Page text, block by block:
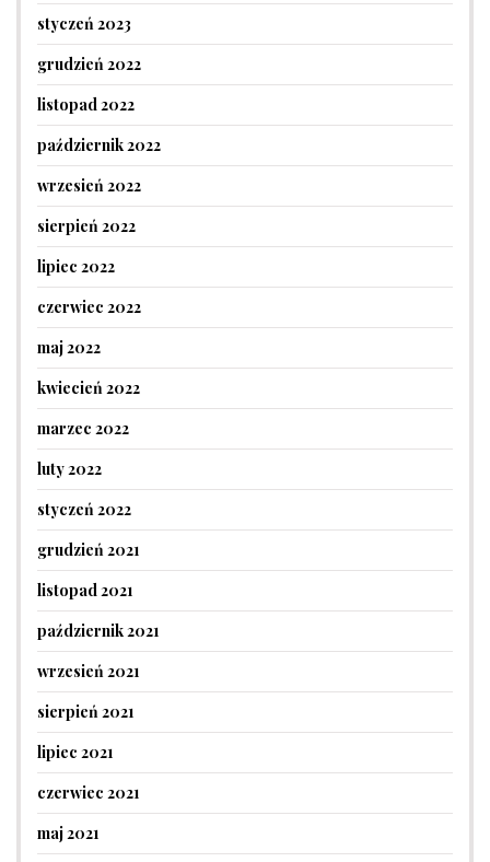
styczeń 2023
grudzień 2022
listopad 2022
październik 2022
wrzesień 2022
sierpień 2022
lipiec 2022
czerwiec 2022
maj 2022
kwiecień 2022
marzec 2022
luty 2022
styczeń 2022
grudzień 2021
listopad 2021
październik 2021
wrzesień 2021
sierpień 2021
lipiec 2021
czerwiec 2021
maj 2021